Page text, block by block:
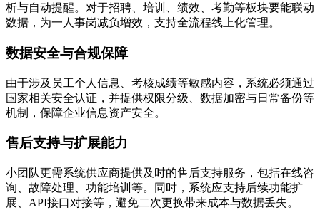
析与自动提醒。对于招聘、培训、绩效、考勤等板块要能联动
数据，为一人事岗减负增效，支持全流程线上化管理。
数据安全与合规保障
由于涉及员工个人信息、考核成绩等敏感内容，系统必须通过
国家相关安全认证，并提供权限分级、数据加密与日常备份等
机制，保障企业信息资产安全。
售后支持与扩展能力
小团队更需系统供应商提供及时的售后支持服务，包括在线咨
询、故障处理、功能培训等。同时，系统应支持后续功能扩
展、API接口对接等，避免二次更换带来成本与数据丢失。